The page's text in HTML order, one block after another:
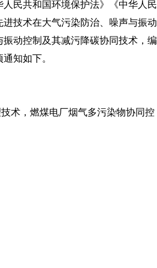
民共和国环境保护法》《中华人民
技术在大气污染防治、噪声与振动
动控制及其减污降碳协同技术，编
知如下。
术，燃煤电厂烟气多污染物协同控